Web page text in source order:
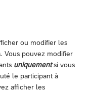
ou modifier les
Vous pouvez modifier
uniquementsi vous
le participant à
afficher les